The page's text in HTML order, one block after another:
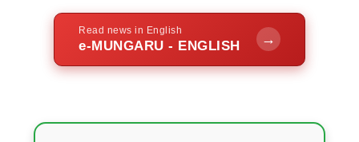
Read news in English
e-MUNGARU - ENGLISH →